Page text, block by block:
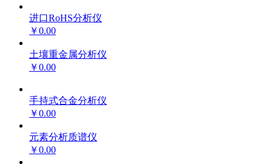
进口RoHS分析仪
￥0.00
土壤重金属分析仪
￥0.00
手持式合金分析仪
￥0.00
元素分析质谱仪
￥0.00